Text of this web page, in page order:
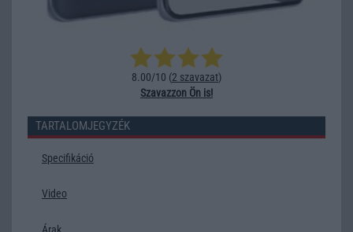
8.00/10 (2 szavazat)
Szavazzon Ön is!
TARTALOMJEGYZÉK
Specifikáció
Video
Árak